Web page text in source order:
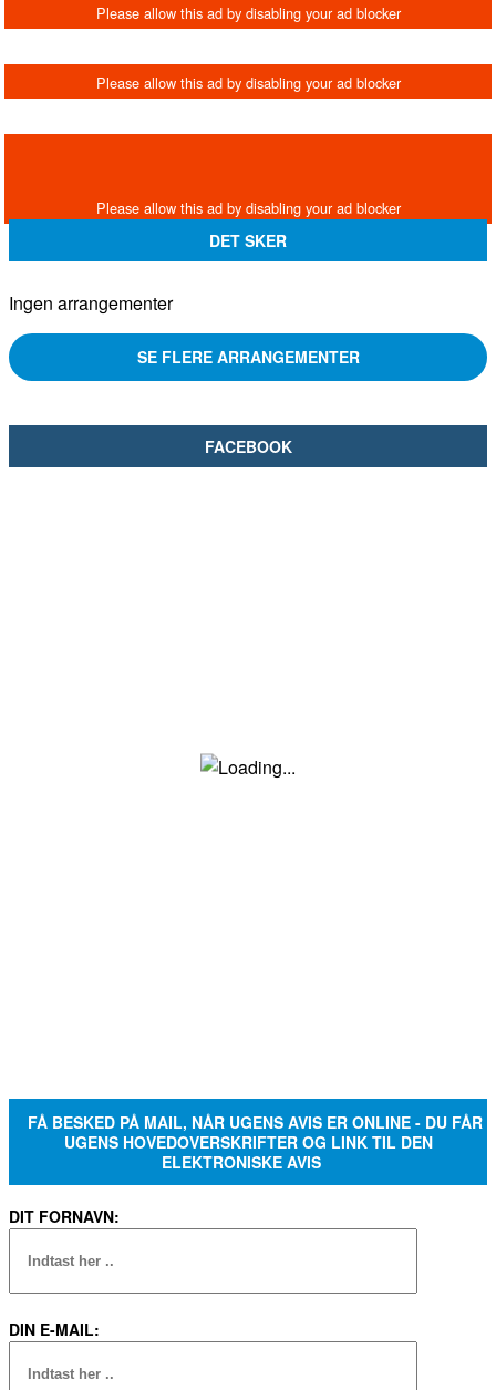
DET SKER
Ingen arrangementer
SE FLERE ARRANGEMENTER
FACEBOOK
FÅ BESKED PÅ MAIL, NÅR UGENS AVIS ER ONLINE - DU FÅR
UGENS HOVEDOVERSKRIFTER OG LINK TIL DEN
ELEKTRONISKE AVIS
DIT FORNAVN:
DIN E-MAIL: